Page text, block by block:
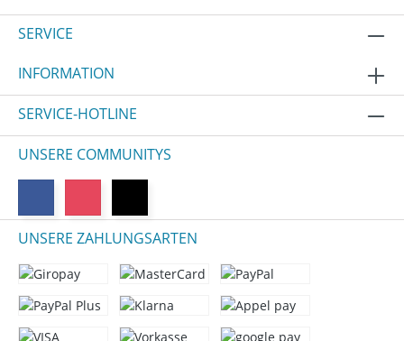
SERVICE
INFORMATION
SERVICE-HOTLINE
UNSERE COMMUNITYS
UNSERE ZAHLUNGSARTEN